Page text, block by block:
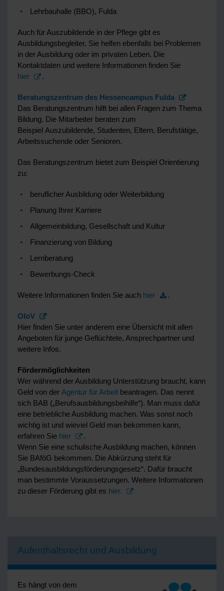
Lehrbauhalle (BBO), Fulda
Auch für Auszubildende in der Pflege gibt es
Ausbildungsbegleiter. Sie helfen ebenfalls bei Problemen
in der Ausbildung oder im privaten Leben. Die
Kontaktdaten und weitere Informationen finden Sie
hier
.
Beratungszentrum des Hessencampus Fulda
Das Beratungszentrum hilft bei allen Fragen zum Thema
Bildung. Die Mitarbeiter beraten zum
Beispiel Auszubildende, Studenten, Eltern, Berufstätige,
Arbeitssuchende oder Senioren.
Das Beratungszentrum bietet zum Beispiel Orientierung
zu:
beruflicher Ausbildung oder Weiterbildung
Planung Ihrer Karriere
Allgemeinbildung, Gesellschaft und Kultur
Finanzierung von Bildung
Lernberatung
Bewerbungs-Check
Weitere Informationen finden Sie auch hier .
OloV
Hier finden Sie unter anderem eine Übersicht mit allen
Angeboten für junge Geflüchtete, Ansprechpartner und
weitere Infos.
Fördermöglichkeiten
Wer während der Ausbildung Unterstützung braucht, kann
Geld von derAgentur für Arbeit beantragen. Das nennt
sich BAB („Berufsausbildungsbeihilfe“). Man muss dafür
eine betriebliche Ausbildung machen. Was sonst noch
wichtig ist und wieviel Geld man bekommen kann,
erfahren Sie hier
.
Wenn Sie eine schulische Ausbildung machen, können
Sie BAföG bekommen. Die Abkürzung steht für
„Bundesausbildungsförderungsgesetz“. Dafür braucht
man bestimmte Voraussetzungen. Weitere Informationen
zu dieser Förderung gibt es hier.
Aufenthaltsrecht und Ausbildung
Es hängt von dem